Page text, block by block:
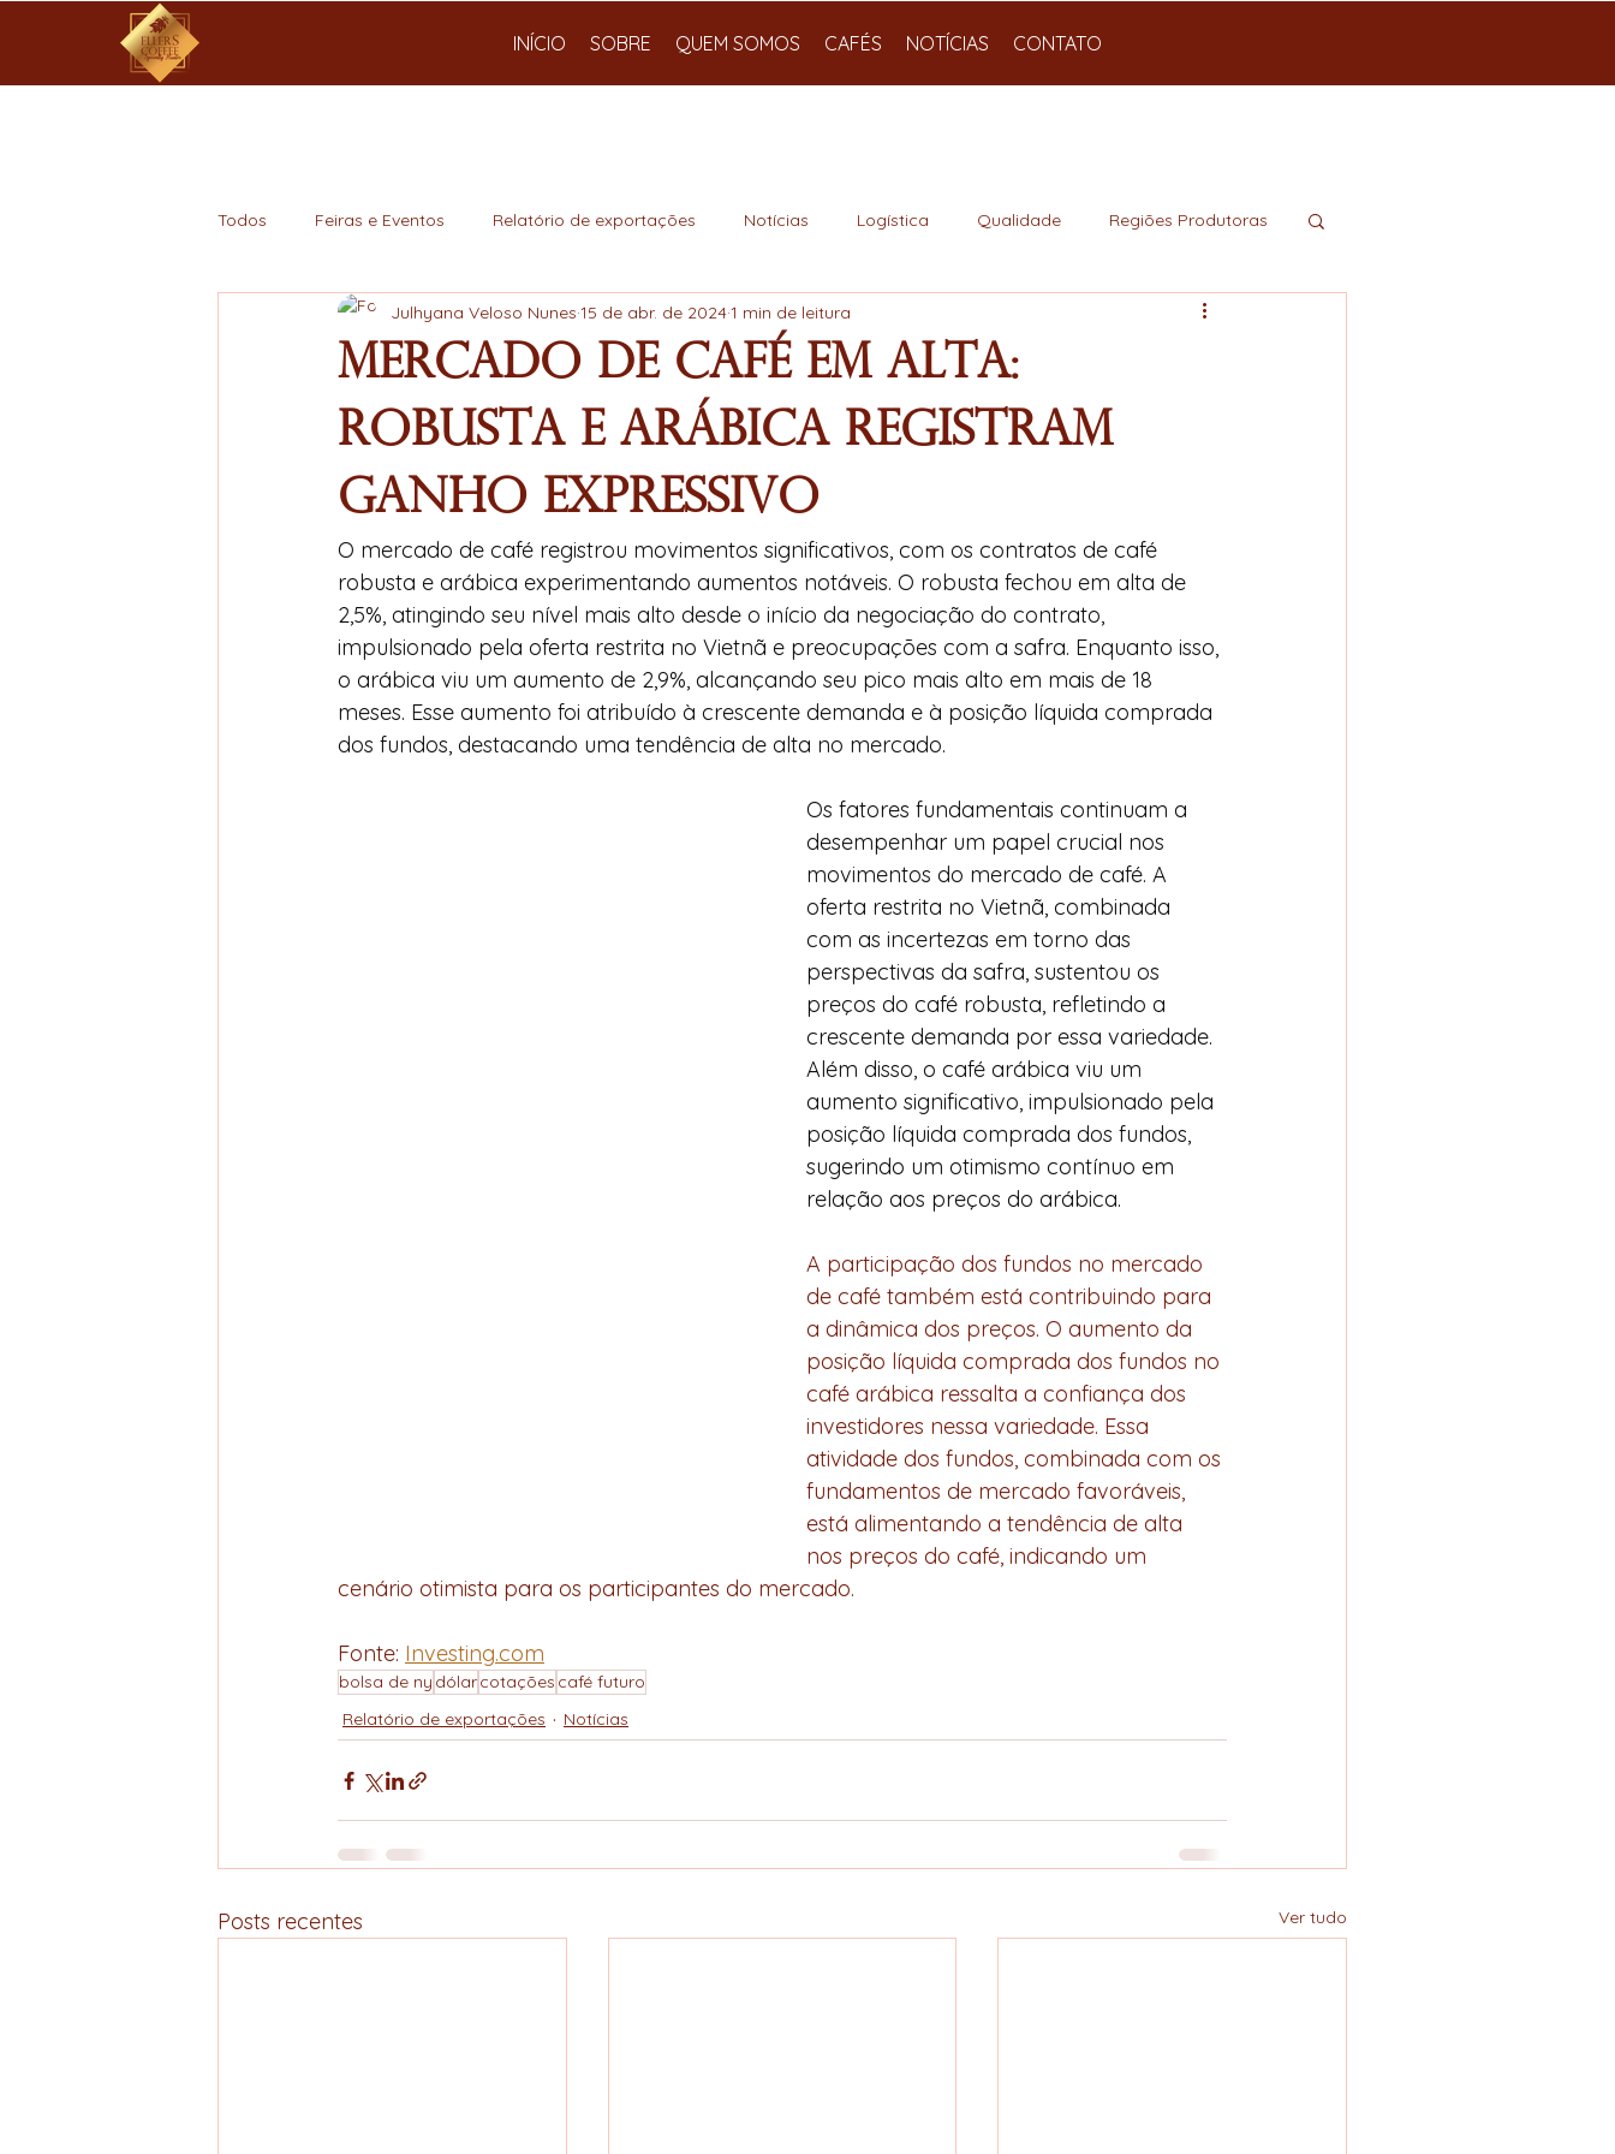
INÍCIO SOBRE QUEM SOMOS CAFÉS NOTÍCIAS CONTATO
Todos Feiras e Eventos Relatório de exportações Notícias Logística Qualidade Regiões Produtoras
Mercado de Café em Alta:
Robusta e Arábica Registram
Ganho Expressivo
Julhyana Veloso Nunes 15 de abr. de 20241 min de leitura
O mercado de café registrou movimentos significativos, com os contratos de café
robusta e arábica experimentando aumentos notáveis. O robusta fechou em alta de
2,5%, atingindo seu nível mais alto desde o início da negociação do contrato,
impulsionado pela oferta restrita no Vietnã e preocupações com a safra. Enquanto isso,
o arábica viu um aumento de 2,9%, alcançando seu pico mais alto em mais de 18
meses. Esse aumento foi atribuído à crescente demanda e à posição líquida comprada
dos fundos, destacando uma tendência de alta no mercado.
Os fatores fundamentais continuam a
desempenhar um papel crucial nos
movimentos do mercado de café. A
oferta restrita no Vietnã, combinada
com as incertezas em torno das
perspectivas da safra, sustentou os
preços do café robusta, refletindo a
crescente demanda por essa variedade.
Além disso, o café arábica viu um
aumento significativo, impulsionado pela
posição líquida comprada dos fundos,
sugerindo um otimismo contínuo em
relação aos preços do arábica.
A participação dos fundos no mercado
de café também está contribuindo para
a dinâmica dos preços. O aumento da
posição líquida comprada dos fundos no
café arábica ressalta a confiança dos
investidores nessa variedade. Essa
atividade dos fundos, combinada com os
fundamentos de mercado favoráveis,
está alimentando a tendência de alta
nos preços do café, indicando um
cenário otimista para os participantes do mercado.
Fonte: Investing.com
bolsa de ny dólarcotações café futuro
Relatório de exportações
Notícias
Posts recentes Ver tudo